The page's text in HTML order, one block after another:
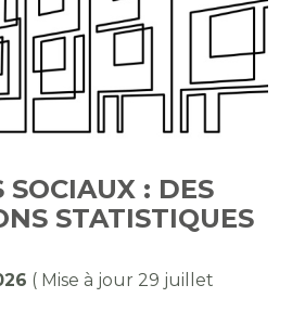
SOCIAUX : DES
STATISTIQUES
( Mise à jour 29 juillet